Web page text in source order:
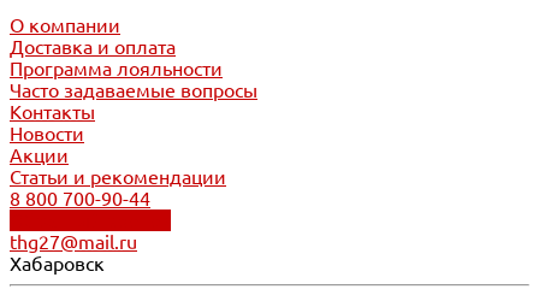
О компании
Доставка и оплата
Программа лояльности
Часто задаваемые вопросы
Контакты
Новости
Акции
Статьи и рекомендации
8 800 700-90-44
thg27@mail.ru
Хабаровск